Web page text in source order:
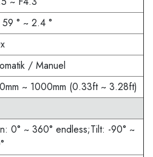
° ~ 2.4 °
/ Manuel
~ 1000mm (0.33ft ~ 3.28ft)
0° ~ 360° endless;Tilt: -90° ~